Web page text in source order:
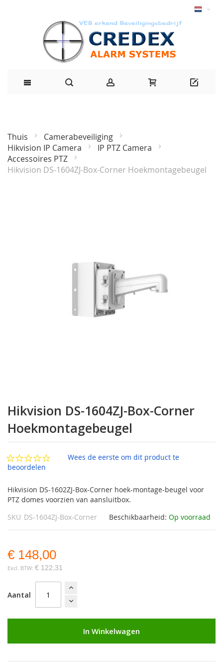
Thuis
Camerabeveiliging
Hikvision IP Camera
IP PTZ Camera
Accessoires PTZ
Hikvision DS-1604ZJ-Box-Corner Hoekmontagebeugel
naar
het
begin
van
de
afbeeldingen-
gallerij
Hikvision DS-1604ZJ-Box-Corner
Hoekmontagebeugel
Wees de eerste om dit product te
beoordelen
Hikvision DS-1602ZJ-Box-Corner hoek-montage-beugel voor
PTZ domes voorzien van aansluitbox.
Beschikbaarheid: Op voorraad
SKU DS-1604ZJ-Box-Corner
€ 148,00
€ 122,31
Aantal
In Winkelwagen